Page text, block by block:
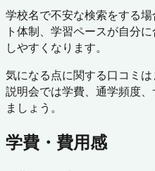
学校名で不安な検索をする
ト体制、学習ペースが自分
しやすくなります。
気になる点に関する口コミは
説明会では学費、通学頻度
ましょう。
学費・費用感